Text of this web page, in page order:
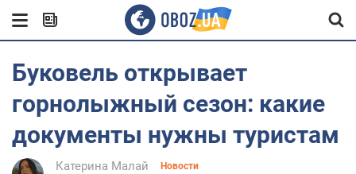
Буковель открывает
горнолыжный сезон: какие
документы нужны туристам
Катерина Малай Новости